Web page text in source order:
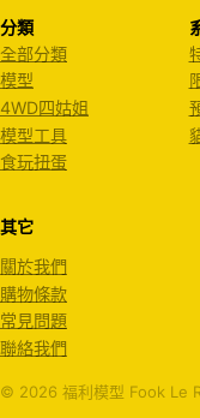
分類
全部分類
模型
4WD四姑姐
模型工具
食玩扭蛋
其它
關於我們
購物條款
常見問題
聯絡我們
© 2026 福利模型 Fook Le